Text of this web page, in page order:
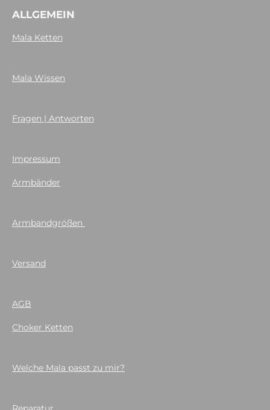
ALLGEMEIN
Mala Ketten
Mala Wissen
Fragen | Antworten
Impressum
Armbänder
Armbandgrößen
Versand
AGB
Choker Ketten
Welche Mala passt zu mir?